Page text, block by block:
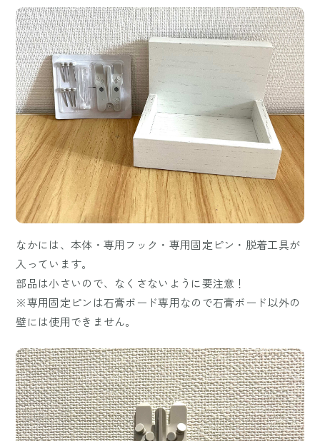
なかには、本体・専用フック・専用固定ピン・脱着工具が
入っています。
部品は小さいので、なくさないように要注意！
※専用固定ピンは石膏ボード専用なので石膏ボード以外の
壁には使用できません。